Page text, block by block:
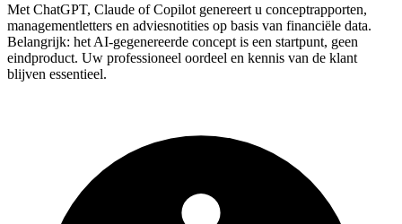
Met ChatGPT, Claude of Copilot genereert u conceptrapporten,
managementletters en adviesnotities op basis van financiële data.
Belangrijk: het AI-gegenereerde concept is een startpunt, geen
eindproduct. Uw professioneel oordeel en kennis van de klant
blijven essentieel.